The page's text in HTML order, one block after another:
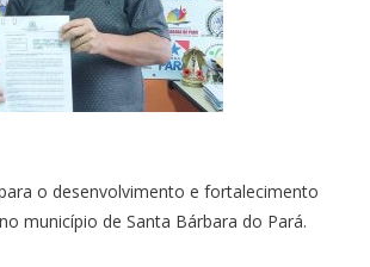
o desenvolvimento e fortalecimento
município de Santa Bárbara do Pará.